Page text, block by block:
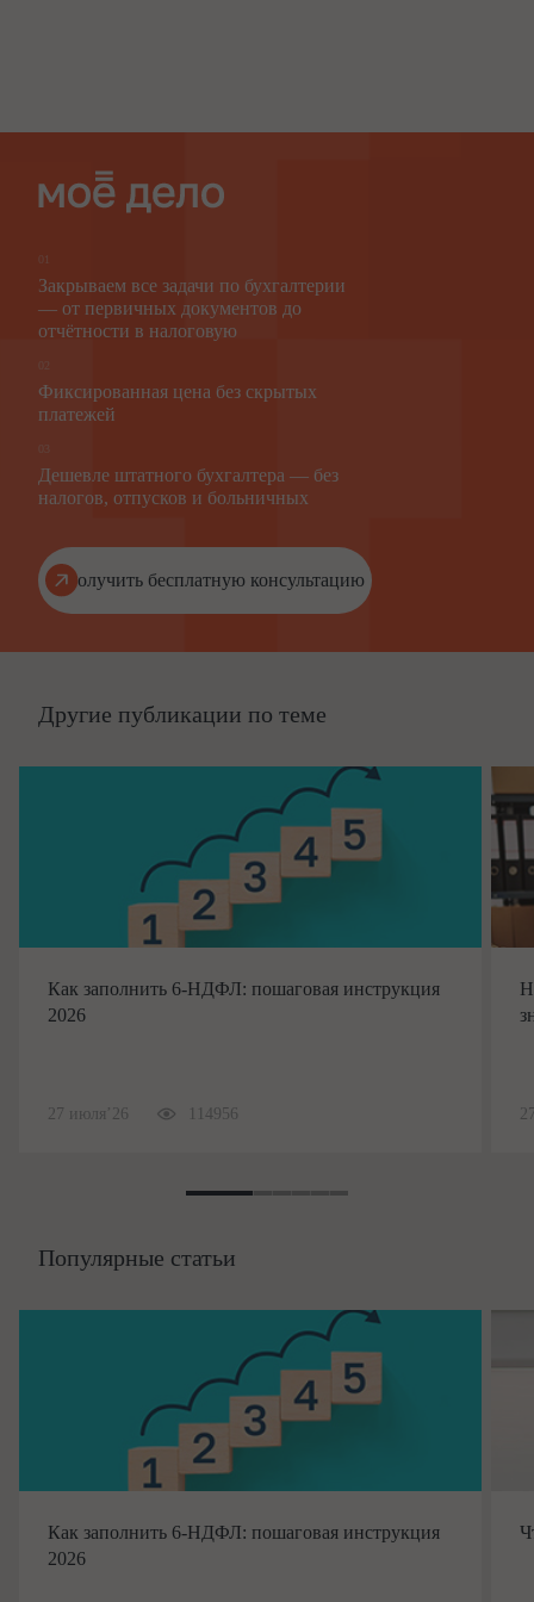
01
Закрываем все задачи по бухгалтерии
— от первичных документов до
отчётности в налоговую
Фиксированная цена без скрытых
платежей
Дешевле штатного бухгалтера — без
налогов, отпусков и больничных
Получить бесплатную консультацию
Другие публикации по теме
Как заполнить 6-НДФЛ: пошаговая инструкция
2026
27 июля’26 114956
Популярные статьи
Как заполнить 6-НДФЛ: пошаговая инструкция
2026